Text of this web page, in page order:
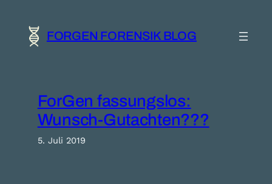
springen
FORGEN FORENSIK BLOG
ForGen fassungslos:
Wunsch-Gutachten???
5. Juli 2019